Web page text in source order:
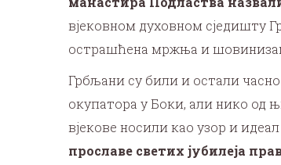
вјековном духовном сједишту
острашћена мржња и
Грбљани су били и остали часно
окупатора у Боки, али нико од
вјекове носили као узор и
прославе светих јубилеја